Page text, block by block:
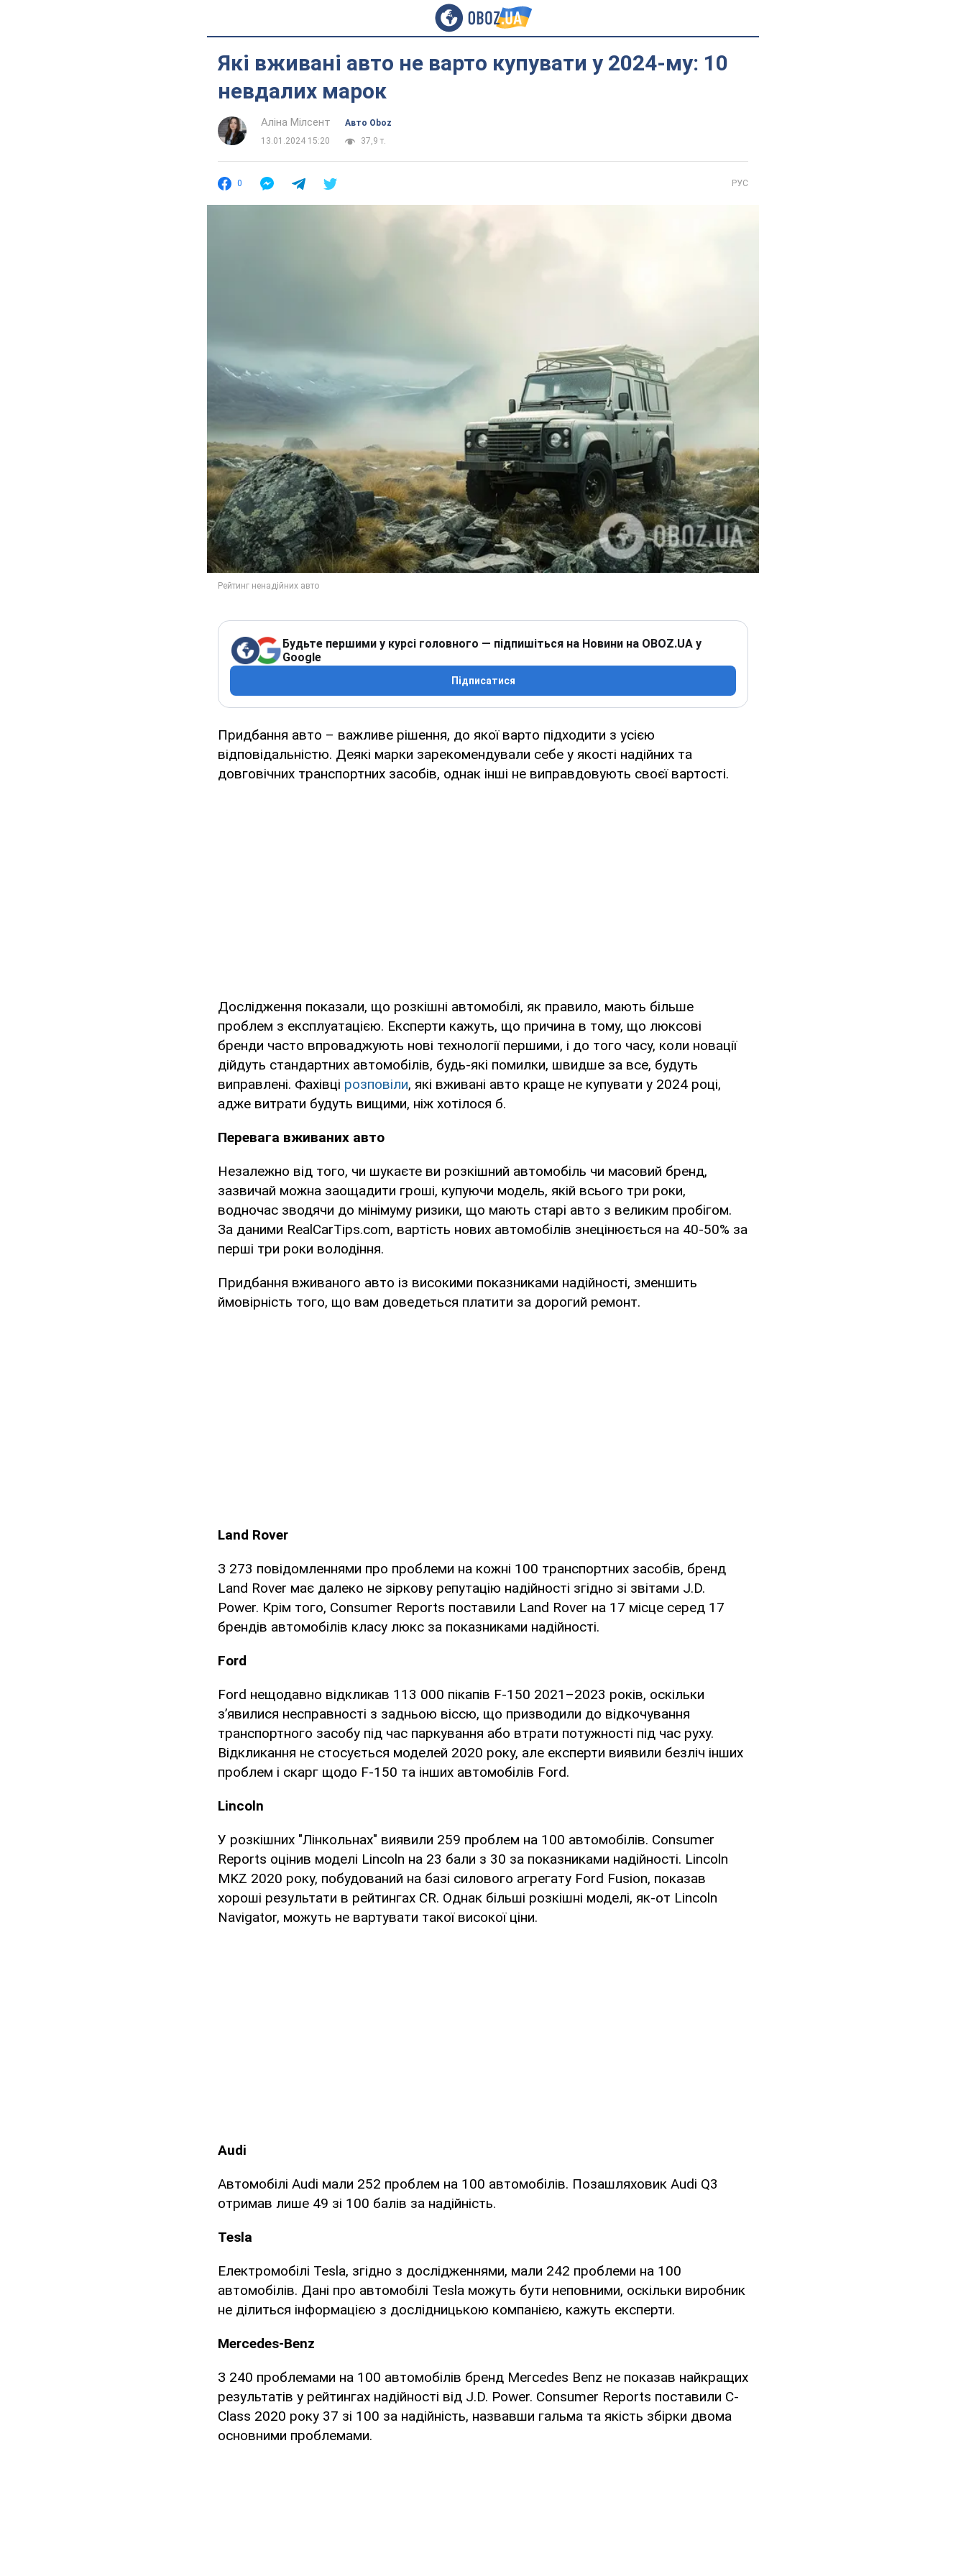
Які вживані авто не варто купувати у 2024-му: 10
невдалих марок
Аліна Мілсент
Авто Oboz
13.01.2024 15:20
37,9 т.
0 РУС
Будьте першими у курсі головного — підпишіться на Новини на OBOZ.UA у
Google
Підписатися
Придбання авто – важливе рішення, до якої варто підходити з усією
відповідальністю. Деякі марки зарекомендували себе у якості надійних та
довговічних транспортних засобів, однак інші не виправдовують своєї вартості.
Дослідження показали, що розкішні автомобілі, як правило, мають більше
проблем з експлуатацією. Експерти кажуть, що причина в тому, що люксові
бренди часто впроваджують нові технології першими, і до того часу, коли новації
дійдуть стандартних автомобілів, будь-які помилки, швидше за все, будуть
виправлені. Фахівці розповіли, які вживані авто краще не купувати у 2024 році,
адже витрати будуть вищими, ніж хотілося б.
Перевага вживаних авто
Незалежно від того, чи шукаєте ви розкішний автомобіль чи масовий бренд,
зазвичай можна заощадити гроші, купуючи модель, якій всього три роки,
водночас зводячи до мінімуму ризики, що мають старі авто з великим пробігом.
За даними RealCarTips.com, вартість нових автомобілів знецінюється на 40-50% за
перші три роки володіння.
Придбання вживаного авто із високими показниками надійності, зменшить
ймовірність того, що вам доведеться платити за дорогий ремонт.
Land Rover
З 273 повідомленнями про проблеми на кожні 100 транспортних засобів, бренд
Land Rover має далеко не зіркову репутацію надійності згідно зі звітами J.D.
Power. Крім того, Consumer Reports поставили Land Rover на 17 місце серед 17
брендів автомобілів класу люкс за показниками надійності.
Ford
Ford нещодавно відкликав 113 000 пікапів F-150 2021–2023 років, оскільки
з’явилися несправності з задньою віссю, що призводили до відкочування
транспортного засобу під час паркування або втрати потужності під час руху.
Відкликання не стосується моделей 2020 року, але експерти виявили безліч інших
проблем і скарг щодо F-150 та інших автомобілів Ford.
Lincoln
У розкішних "Лінкольнах" виявили 259 проблем на 100 автомобілів. Consumer
Reports оцінив моделі Lincoln на 23 бали з 30 за показниками надійності. Lincoln
MKZ 2020 року, побудований на базі силового агрегату Ford Fusion, показав
хороші результати в рейтингах CR. Однак більші розкішні моделі, як-от Lincoln
Navigator, можуть не вартувати такої високої ціни.
Audi
Автомобілі Audi мали 252 проблем на 100 автомобілів. Позашляховик Audi Q3
отримав лише 49 зі 100 балів за надійність.
Tesla
Електромобілі Tesla, згідно з дослідженнями, мали 242 проблеми на 100
автомобілів. Дані про автомобілі Tesla можуть бути неповними, оскільки виробник
не ділиться інформацією з дослідницькою компанією, кажуть експерти.
Mercedes-Benz
З 240 проблемами на 100 автомобілів бренд Mercedes Benz не показав найкращих
результатів у рейтингах надійності від J.D. Power. Consumer Reports поставили C-
Class 2020 року 37 зі 100 за надійність, назвавши гальма та якість збірки двома
основними проблемами.